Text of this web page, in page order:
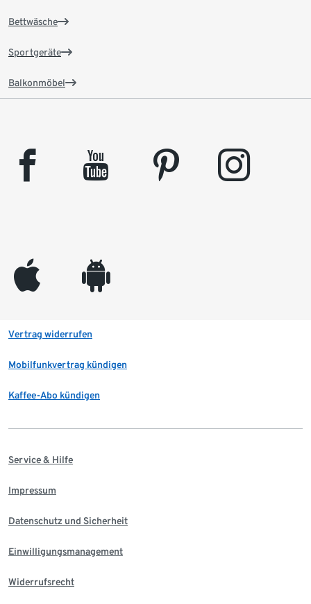
Bettwäsche
Sportgeräte
Balkonmöbel
facebook youtube pinterest instagram
appleinc android
Vertrag widerrufen
Mobilfunkvertrag kündigen
Kaffee-Abo kündigen
Service & Hilfe
Impressum
Datenschutz und Sicherheit
Einwilligungsmanagement
Widerrufsrecht